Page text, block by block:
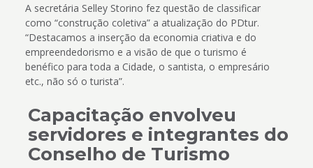
A secretária Selley Storino fez questão de classificar
como “construção coletiva” a atualização do PDtur.
“Destacamos a inserção da economia criativa e do
empreendedorismo e a visão de que o turismo é
benéfico para toda a Cidade, o santista, o empresário
etc., não só o turista”.
Capacitação envolveu
servidores e integrantes do
Conselho de Turismo